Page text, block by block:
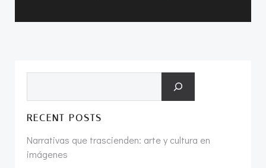
RECENT POSTS
Narrativas que trascienden: arte y cultura en
imágenes